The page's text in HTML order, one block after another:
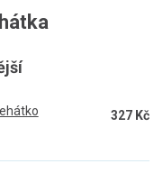
327 Kč